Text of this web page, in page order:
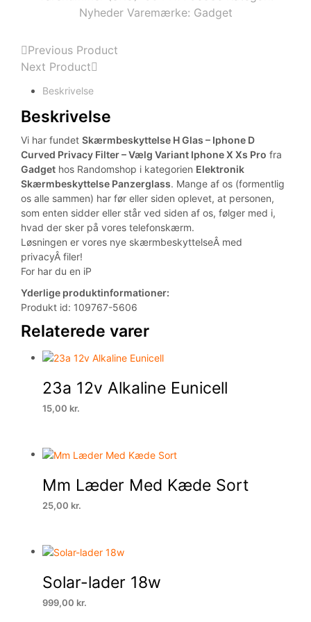
Nyheder Varemærke: Gadget
Previous Product
Next Product
Beskrivelse
Beskrivelse
Vi har fundet Skærmbeskyttelse H Glas – Iphone D
Curved Privacy Filter – Vælg Variant Iphone X Xs Pro fra
Gadget hos Randomshop i kategorien Elektronik
Skærmbeskyttelse Panzerglass. Mange af os (formentlig
os alle sammen) har før eller siden oplevet, at personen,
som enten sidder eller står ved siden af os, følger med i,
hvad der sker på vores telefonskærm.
Løsningen er vores nye skærmbeskyttelseÂ med
privacyÂ filer!
For har du en iP
Yderlige produktinformationer:
Produkt id: 109767-5606
Relaterede varer
23a 12v Alkaline Eunicell
15,00 kr.
Mm Læder Med Kæde Sort
25,00 kr.
Solar-lader 18w
999,00 kr.